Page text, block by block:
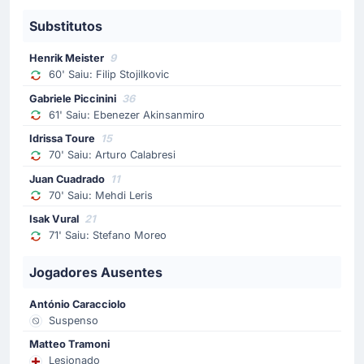
O Pisa SC faz a sua quinta e última substituição do
70'
Substituição
Mehdi Leris
Juan Cuadrado substituiu Mehdi Leris no Pisa SC, no
70'
Arturo Calabresi
Oscar Hiljemark (Pisa SC) faz a sua terceira
Arturo Calabresi.
Substituição
Substitutos
Henrik Meister 9
60' Saiu: Filip Stojilkovic
Gabriele Piccinini 36
61' Saiu: Ebenezer Akinsanmiro
Idrissa Toure 15
70' Saiu: Arturo Calabresi
Juan Cuadrado 11
70' Saiu: Mehdi Leris
Isak Vural 21
71' Saiu: Stefano Moreo
Jogadores Ausentes
António Caracciolo
Suspenso
Matteo Tramoni
Lesionado